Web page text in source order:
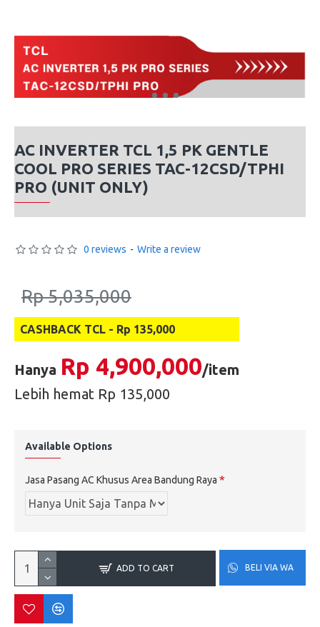
AC INVERTER TCL 1,5 PK GENTLE
COOL PRO SERIES TAC-12CSD/TPHI
PRO (UNIT ONLY)
0 reviews - Write a review
Rp 5,035,000
CASHBACK TCL - Rp 135,000
Hanya Rp 4,900,000/item
Lebih hemat Rp 135,000
Available Options
Jasa Pasang AC Khusus Area Bandung Raya
ADD TO CART BELI VIA WA